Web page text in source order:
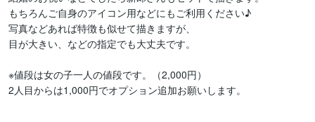
もちろんご自身のアイコン用などにもご利用ください♪
写真などあれば特徴も似せて描きますが、
目が大きい、などの指定でも大丈夫です。
※値段は女の子一人の値段です。（2,000円）
2人目からは1,000円でオプション追加お願いします。